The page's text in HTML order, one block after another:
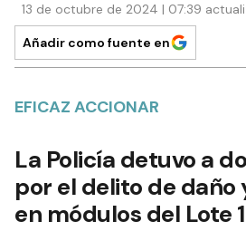
13 de octubre de 2024 | 07:39
Añadir como fuente en
EFICAZ ACCIONAR
La Policía detuvo a
por el delito de daño
en módulos del Lote